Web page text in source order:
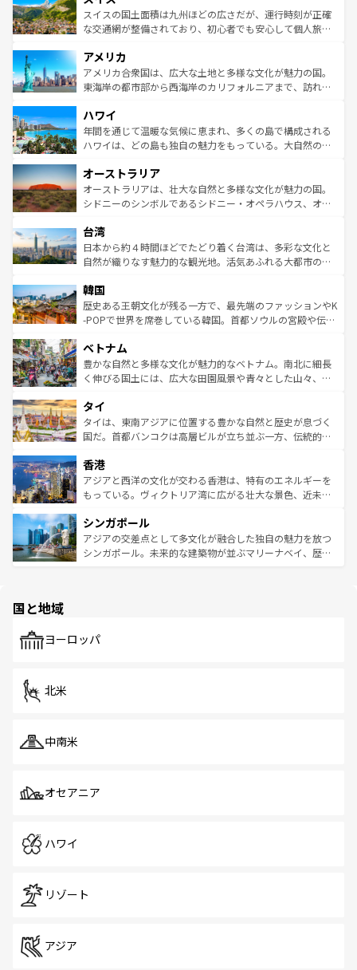
きるだろう。 なお、新着のフランス情報はコンテンツ一覧
を参照してほしい。
ドイツ情報はコンテンツ一覧を参照してほしい。
ティー、ビール好きにはたまらない英国パブ、サッカー観
戦など、本場だからこそできる体験も豊富。イギリスを旅
ンツ一覧を参照してほしい。
スイスの国土面積は九州ほどの広さだが、運行時刻が正確
な交通網が整備されており、初心者でも安心して個人旅行
の建物がそのまま残る町や、スイスならではのユニークな
博物館もあり、アルプス観光だけでなく町歩きも満喫する
ことができる。国民の所得が高いため物価も高いが、旅行
ば市内交通費無料で観光を楽しむこともできる。 なお、新
着のスイス情報はコンテンツ一覧 を参照してほしい。
アメリカ
アメリカ合衆国は、広大な土地と多様な文化が魅力の国。
東海岸の都市部から西海岸のカリフォルニアまで、訪れる
のような巨大都市は、観光、ショッピング、エンターテイ
ンメントが詰まった刺激的なスポットだ。一方、アメリカ
西部には大自然が広がり、グランドキャニオンやイエロー
部のニューオーリンズでは、音楽と美食が融合した独特の
文化が魅力。旅行者はアメリカの各地域で異なる魅力を楽
しみながら、その多様性と豊かな歴史を感じることができ
ならではの贅沢な旅のスタイルだ。 なお、新着のアメリカ
情報はコンテンツ一覧を参照してほしい。
ハワイ
年間を通じて温暖な気候に恵まれ、多くの島で構成される
ハワイは、どの島も独自の魅力をもっている。大自然の神
ワイ島は見逃せない。また、定番の観光地といえばオアフ
島だが、静かな自然を求めるならマウイ島やカウアイ島が
おすすめ。エメラルドグリーンに輝く海をはじめ、豊かな
れるおもてなしの心で訪れる人々を迎えてくれるハワイの
人々、おいしいローカルフードやハワイアンミュージッ
ク、伝統的なフラダンスなど、すべてがハワイの魅力を彩
ワイを、存分に味わってほしい。 なお、新着のハワイ情報
はコンテンツ一覧を参照してほしい。
オーストラリア
オーストラリアは、壮大な自然と多様な文化が魅力の国。
シドニーのシンボルであるシドニー・オペラハウス、オー
リアリーフや大陸中央部にそびえるウルル（エアーズロッ
ク）、タスマニアの美しい原生林やケアンズの熱帯雨林な
ど、見どころがたくさん。また、カフェやワイン、オージ
いる。アクティビティも充実しており、サーフィンやダイ
ビング、ハイキングなど、アウトドア好きにはたまらな
い。オーストラリアの多彩な魅力を存分に味わいつくそ
参照してほしい。
台湾
日本から約４時間ほどでたどり着く台湾は、多彩な文化と
自然が織りなす魅力的な観光地。活気あふれる大都市の台
ン）、静ひつな山岳地帯である台湾東部など、都市の喧騒
と山間の静けさが共存しており、訪れる人に新しい発見と
驚きをもたらしてくれる。また、奥深い台湾の食文化も魅
容にもいいと評判のスイーツなど、バラエティ豊かな料理
が味わえる。 なお、新着の台湾情報は コンテンツ一覧を参
照してほしい。
韓国
歴史ある王朝文化が残る一方で、最先端のファッションやK
-POPで世界を席巻している韓国。首都ソウルの宮殿や伝統
き、地方に足を延ばせば四季折々の自然美を楽しむことが
できる。そして、キムチや焼肉、絶品のストリートフード
まで、さまざまな韓国料理が待っている。夜には、韓国な
リティに包まれながら、韓国の多彩な魅力を心ゆくまで味
わってみてほしい。 なお、新着の韓国情報はコンテンツ一
覧を参照してほしい。
ベトナム
豊かな自然と多様な文化が魅力的なベトナム。南北に細長
く伸びる国土には、広大な田園風景や青々とした山々、世
急速な発展と共に伝統が息づく。ハノイの古い町並みやホ
ーチミン市のフランス統治時代の建物も、独特の雰囲気を
醸し出している。また、バラエティの豊かさとおいしさで
とつ。フォーやバインミー、ベトナムコーヒーなどは、ぜ
ひ現地で味わいたい。どの地域を訪れてもあたたかい人々
が旅行者を迎えてくれるので、きっと忘れられない旅にな
参照してほしい。
タイ
タイは、東南アジアに位置する豊かな自然と歴史が息づく
国だ。首都バンコクは高層ビルが立ち並ぶ一方、伝統的な
の活気が交差している。北部ではチェンマイなどの山岳地
帯で自然と触れ合い、南部ではプーケットやクラビの美し
いビーチでリゾート気分を楽しむことができる。タイ料理
激する。気候は一年中温暖で、どの季節にも異なる楽しみ
が待っている。親しみやすいタイの人々、仏教を中心とし
た文化、そして多様な観光資源が、訪れる旅人を魅了し続
香港
アジアと西洋の文化が交わる香港は、特有のエネルギーを
もっている。ヴィクトリア湾に広がる壮大な景色、近未来
み、どこを訪れても感動するはず。観光スポットが密集し
ており、効率よく見どころを回れるのも魅力。息をのむよ
うな絶景から文化的な体験まで、香港を存分に楽しみ尽く
シンガポール
アジアの交差点として多文化が融合した独自の魅力を放つ
シンガポール。未来的な建築物が並ぶマリーナベイ、歴史
で、ホーカーズは地元の風情を楽しめる外せないスポット
国と地域
ヨーロッパ
北米
中南米
オセアニア
ハワイ
リゾート
アジア